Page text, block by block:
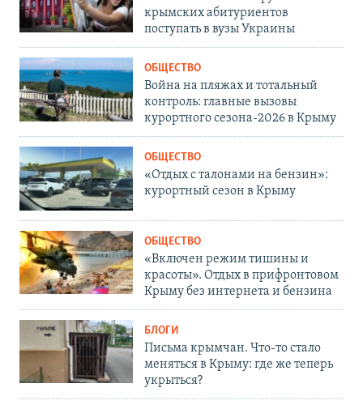
крымских абитуриентов
поступать в вузы Украины
ОБЩЕСТВО
Война на пляжах и тотальный
контроль: главные вызовы
курортного сезона-2026 в Крыму
ОБЩЕСТВО
«Отдых с талонами на бензин»:
курортный сезон в Крыму
ОБЩЕСТВО
«Включен режим тишины и
красоты». Отдых в прифронтовом
Крыму без интернета и бензина
БЛОГИ
Письма крымчан. Что-то стало
меняться в Крыму: где же теперь
укрыться?